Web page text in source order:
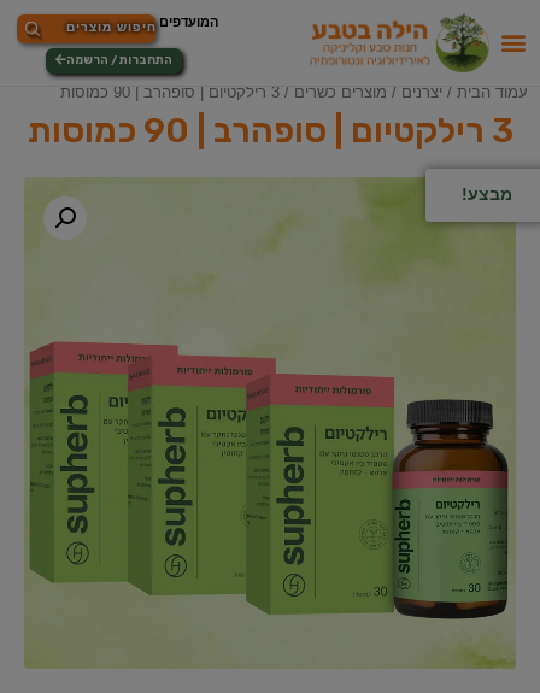
התחברות / הרשמה
עמוד הבית / יצרנים / מוצרים כשרים / 3 רילקטיום | סופהרב | 90 כמוסות
3 רילקטיום | סופהרב | 90 כמוסות
מבצע!